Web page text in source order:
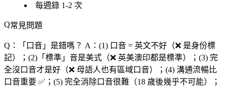
每週錄 1-2 次
常見問題
Q：「 口音 」是錯嗎？ A：(1) 口音 = 英文不好（❌ 是身份標
記）；(2)「標準」音是美式（❌ 英美澳印都是標準）；(3) 完
全沒口音才是好（❌ 母語人也有區域口音）；(4) 溝通流暢比
口音重要 ✅；(5) 完全消除口音很難（18 歲後幾乎不可能）；